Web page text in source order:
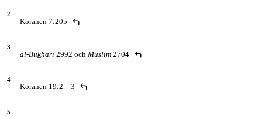
Fotnoter
Koranen 7:205
al-Buk̲hārī2992 och Muslim 2704
Koranen 19:2 – 3